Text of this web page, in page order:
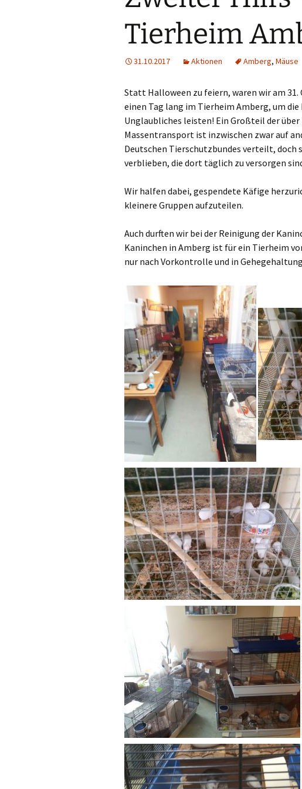
Tierheim
31.10.2017 Aktionen Amberg, Mäuse
Statt Halloween zu feiern, waren wir am
einen Tag lang im Tierheim Amberg, um
Unglaubliches leisten! Ein Großteil der
Massentransport ist inzwischen zwar auf
Deutschen Tierschutzbundes verteilt, doch
verblieben, die dort täglich zu versorgen
Wir halfen dabei, gespendete Käfige
kleinere Gruppen aufzuteilen.
Auch durften wir bei der Reinigung der
Kaninchen in Amberg ist für ein Tierheim
nur nach Vorkontrolle und in